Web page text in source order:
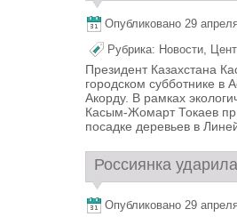
Опубликовано 29
Рубрика: Новости,
Президент Казахстана
городском субботнике в
Акорду. В рамках
Касым-Жомарт Токаев
посадке деревьев в
Россиянка
Опубликовано 29